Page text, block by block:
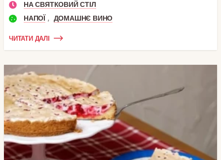
НА СВЯТКОВИЙ СТІЛ
НАПОЇ , ДОМАШНЄ ВИНО
ЧИТАТИ ДАЛІ